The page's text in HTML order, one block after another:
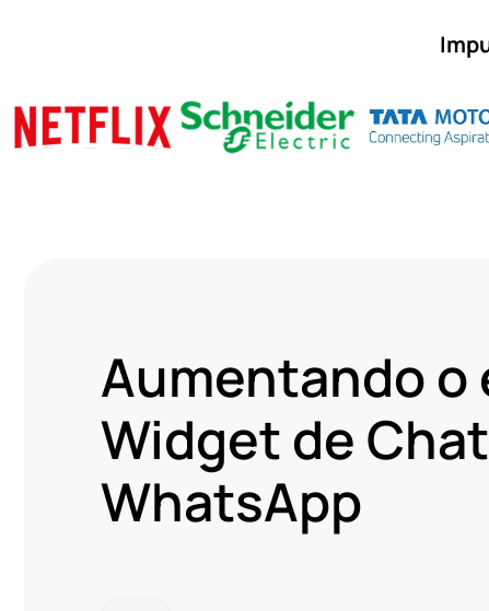
Aumentando o
Widget de
WhatsApp